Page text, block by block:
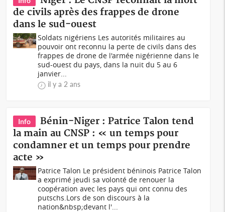
de civils après des frappes de drone
dans le sud-ouest
Soldats nigériens Les autorités militaires au
pouvoir ont reconnu la perte de civils dans des
frappes de drone de l'armée nigérienne dans le
sud-ouest du pays, dans la nuit du 5 au 6
janvier...
il y a 2 ans
Info
Bénin-Niger : Patrice Talon tend
la main au CNSP : « un temps pour
condamner et un temps pour prendre
acte »
Patrice Talon Le président béninois Patrice Talon
a exprimé jeudi sa volonté de renouer la
coopération avec les pays qui ont connu des
putschs.Lors de son discours à la
nation&nbsp;devant l'...